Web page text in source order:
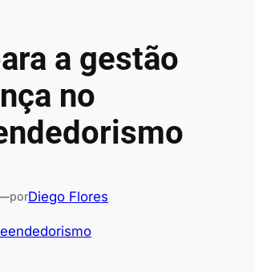
a gestão
no
porDiego Flores